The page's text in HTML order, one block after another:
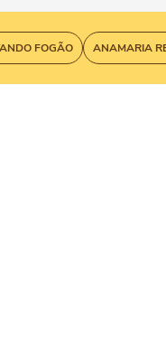
FOGÃO ANAMARIA